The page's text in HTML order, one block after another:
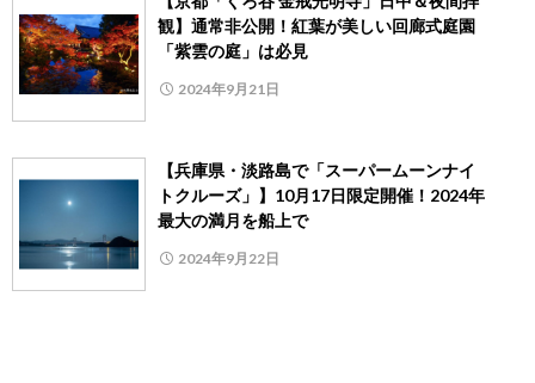
観】通常非公開！紅葉が美しい回廊式庭園
「紫雲の庭」は必見
2024年9月21日
【兵庫県・淡路島で「スーパームーンナイ
トクルーズ」】10月17日限定開催！2024年
最大の満月を船上で
2024年9月22日